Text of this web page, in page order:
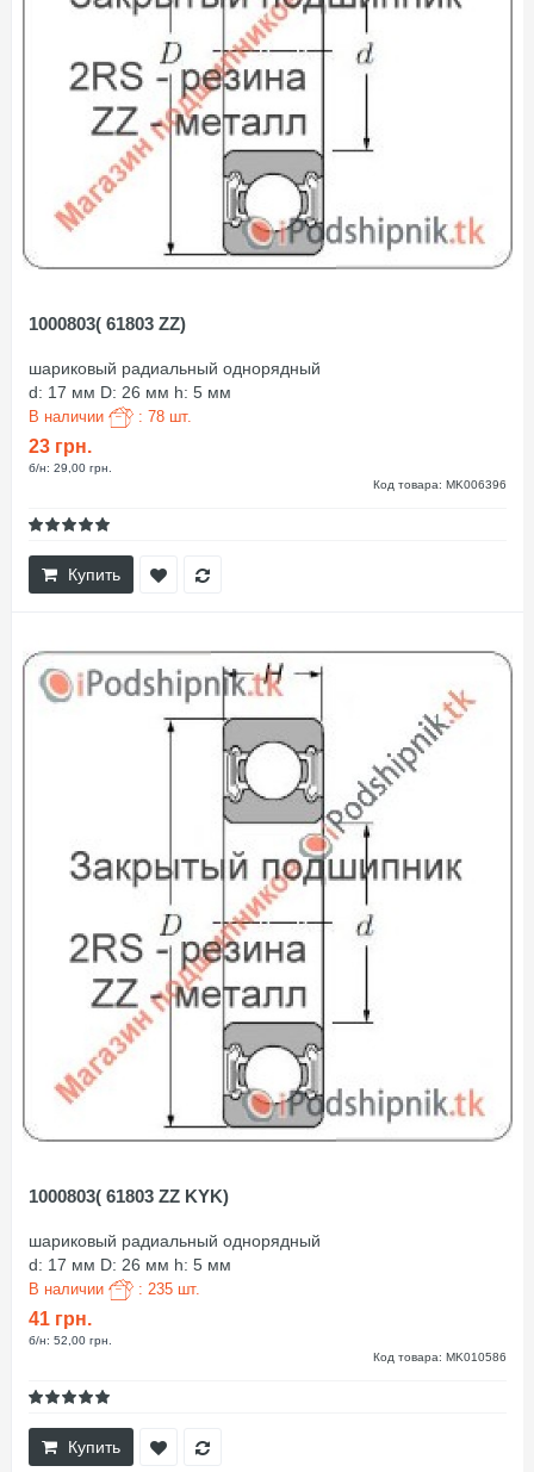
1000803( 61803 ZZ)
шариковый радиальный однорядный
d: 17 мм D: 26 мм h: 5 мм
В наличии : 78 шт.
23 грн.
б/н: 29,00 грн.
Код товара: MK006396
Купить
1000803( 61803 ZZ KYK)
шариковый радиальный однорядный
d: 17 мм D: 26 мм h: 5 мм
В наличии : 235 шт.
41 грн.
б/н: 52,00 грн.
Код товара: MK010586
Купить